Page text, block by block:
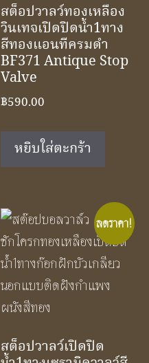
สต็อปวาลว์ทองเหลือง
วินเทจเปิดปิดน้ำ1ทาง
สีทองแอนทีครมดำ
BF371 Antique Stop
Valve
฿590.00
หยิบใส่ตะกร้า
ลดราคา!
สต็อปวาลว์เปิดปิด